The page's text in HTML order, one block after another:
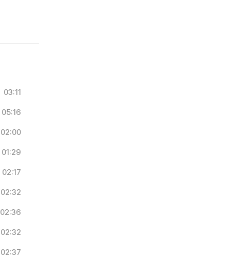
03:11
05:16
02:00
01:29
02:17
02:32
02:36
02:32
02:37